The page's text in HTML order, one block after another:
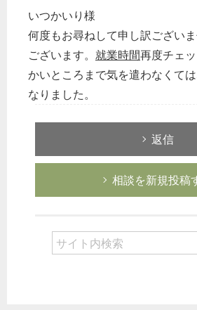
いつかいり様
何度もお尋ねして申し訳ござい
ございます。 就業時間再度チェ
かいところまで気を遣わなくて
なりました。
返信
相談を新規投稿